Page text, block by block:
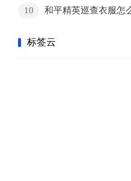
10
和平精英巡查衣服怎
标签云